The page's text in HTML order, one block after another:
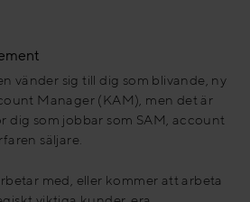
vänder sig till dig som blivande, ny
Manager (KAM), men det är
dig som jobbar som SAM, account
säljare.
med, eller kommer att arbeta